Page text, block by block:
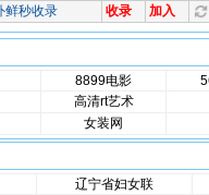
8899电影
高清rt艺术
女装网
辽宁省妇女联